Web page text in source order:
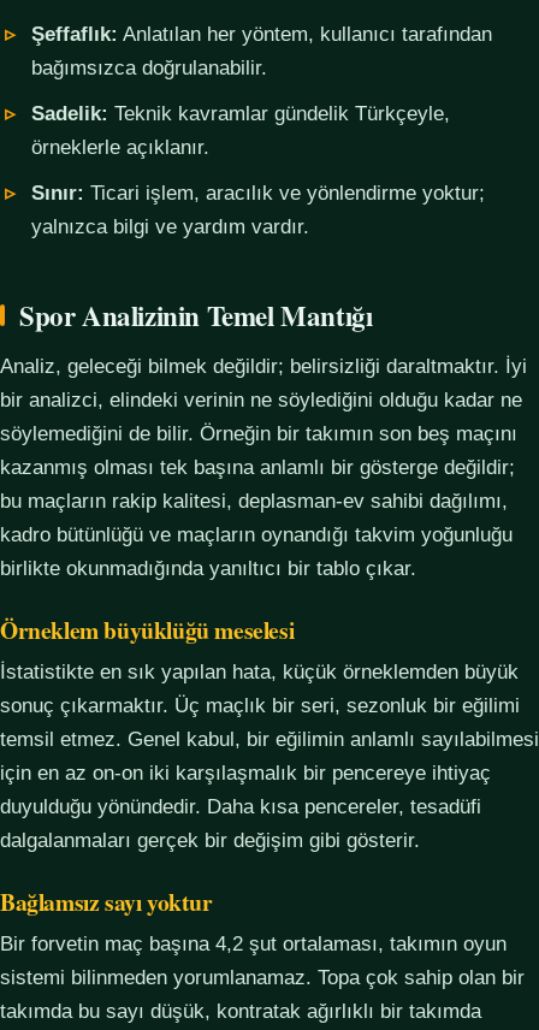
Şeffaflık: Anlatılan her yöntem, kullanıcı tarafından
bağımsızca doğrulanabilir.
Sadelik: Teknik kavramlar gündelik Türkçeyle,
örneklerle açıklanır.
Sınır: Ticari işlem, aracılık ve yönlendirme yoktur;
yalnızca bilgi ve yardım vardır.
Spor Analizinin Temel Mantığı
Analiz, geleceği bilmek değildir; belirsizliği daraltmaktır. İyi
bir analizci, elindeki verinin ne söylediğini olduğu kadar ne
söylemediğini de bilir. Örneğin bir takımın son beş maçını
kazanmış olması tek başına anlamlı bir gösterge değildir;
bu maçların rakip kalitesi, deplasman-ev sahibi dağılımı,
kadro bütünlüğü ve maçların oynandığı takvim yoğunluğu
birlikte okunmadığında yanıltıcı bir tablo çıkar.
Örneklem büyüklüğü meselesi
İstatistikte en sık yapılan hata, küçük örneklemden büyük
sonuç çıkarmaktır. Üç maçlık bir seri, sezonluk bir eğilimi
temsil etmez. Genel kabul, bir eğilimin anlamlı sayılabilmesi
için en az on-on iki karşılaşmalık bir pencereye ihtiyaç
duyulduğu yönündedir. Daha kısa pencereler, tesadüfi
dalgalanmaları gerçek bir değişim gibi gösterir.
Bağlamsız sayı yoktur
Bir forvetin maç başına 4,2 şut ortalaması, takımın oyun
sistemi bilinmeden yorumlanamaz. Topa çok sahip olan bir
takımda bu sayı düşük, kontratak ağırlıklı bir takımda